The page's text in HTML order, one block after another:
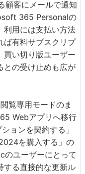
顧客にメールで通知
365 Personalの
利用には支払い方法
ば有料サブスクリプ
買い切り版ユーザー
との受け止めも広が
覧専用モードのま
Webアプリへ移行
ョンを契約する」
を購入する」の
ユーザーにとって
する直接的な更新ル